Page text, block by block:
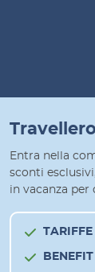
Entra nella
sconti
in vacanza per
TARIFFE